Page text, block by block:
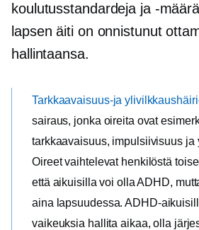
koulutusstandardeja ja -
lapsen äiti on onnistunut
hallintaansa.
Tarkkaavaisuus-ja
sairaus, jonka oireita ovat
tarkkaavaisuus, impulsiivisuus ja
Oireet vaihtelevat henkilöstä
että aikuisilla voi olla ADHD,
aina lapsuudessa. ADHD-
vaikeuksia hallita aikaa, olla